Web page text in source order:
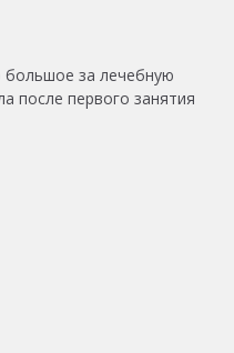
большое за лечебную
после первого занятия